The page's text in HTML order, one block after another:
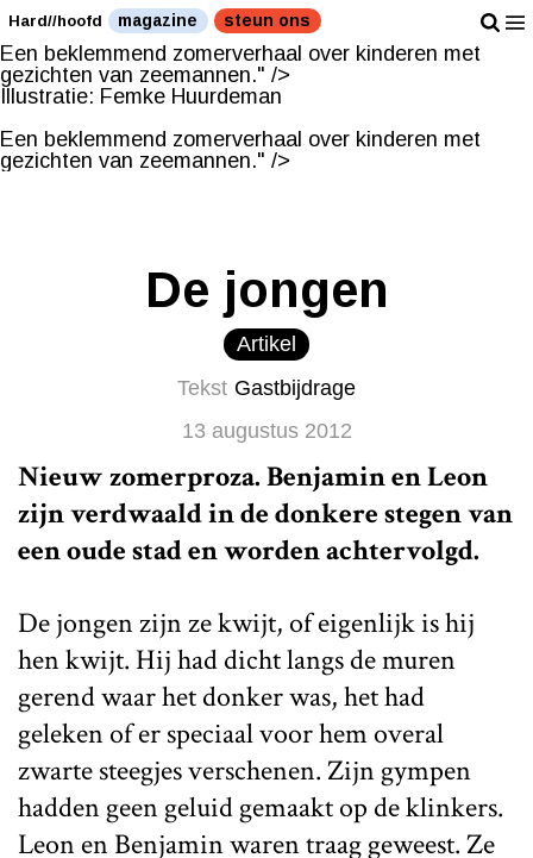
Illustratie: Femke Huurdeman
Een beklemmend zomerverhaal over kinderen met
gezichten van zeemannen." />
Illustratie: Femke Huurdeman
Een beklemmend zomerverhaal over kinderen met
gezichten van zeemannen." />
Hard//hoofd magazine steun ons
De jongen
Artikel
Tekst Gastbijdrage
13 augustus 2012
Nieuw zomerproza. Benjamin en Leon
zijn verdwaald in de donkere stegen van
een oude stad en worden achtervolgd.
De jongen zijn ze kwijt, of eigenlijk is hij
hen kwijt. Hij had dicht langs de muren
gerend waar het donker was, het had
geleken of er speciaal voor hem overal
zwarte steegjes verschenen. Zijn gympen
hadden geen geluid gemaakt op de klinkers.
Leon en Benjamin waren traag geweest. Ze